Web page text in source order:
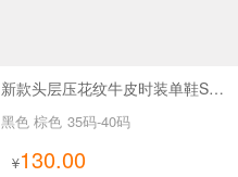
新款头层压花纹牛皮时装单鞋SA2562
黑色 棕色 35码-40码
¥130.00